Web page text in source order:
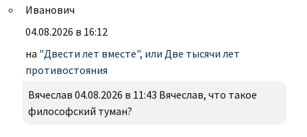
Иванович
04.08.2026 в 16:12
на "Двести лет вместе", или Две тысячи лет
противостояния
Вячеслав 04.08.2026 в 11:43 Вячеслав, что такое
философский туман?